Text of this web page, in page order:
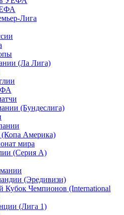
Лига
(Ла Лига)
(Бундеслига)
Америка)
мира
(Серия А)
(Эредивизи)
Чемпионов (International
(Лига 1)